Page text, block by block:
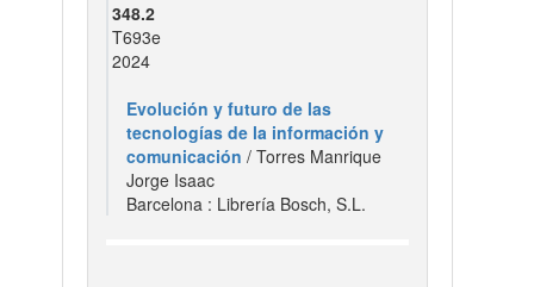
348.2
T693e
2024
Evolución y futuro de las
tecnologías de la información y
comunicación / Torres Manrique
Jorge Isaac
Barcelona : Librería Bosch, S.L.